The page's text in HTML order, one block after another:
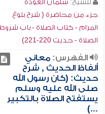
للشيخ: سلمان العودة
جزء من محاضرة ( شرح بلوغ
المرام - كتاب الصلاة - باب
الصلاة - حديث 220-221)
الفهرس:معاني
ألفاظ الحديث , شرح
حديث: (كان رسول الله
صلى الله عليه وسلم
يستفتح الصلاة بالتكبير
...)